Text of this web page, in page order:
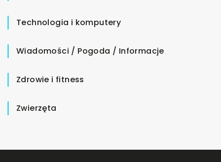
Technologia i komputery
Wiadomości / Pogoda / Informacje
Zdrowie i fitness
Zwierzęta